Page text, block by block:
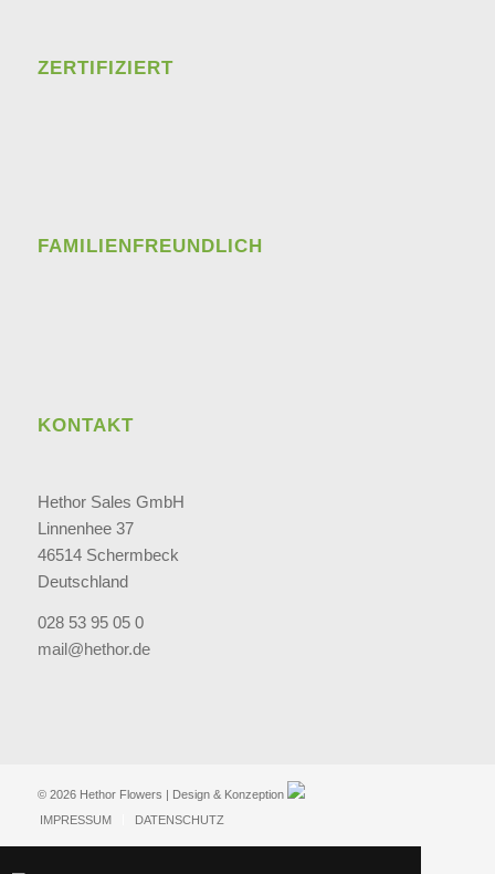
ZERTIFIZIERT
FAMILIENFREUNDLICH
KONTAKT
Hethor Sales GmbH
Linnenhee 37
46514 Schermbeck
Deutschland
028 53 95 05 0
mail@hethor.de
© 2026 Hethor Flowers | Design & Konzeption
IMPRESSUM
DATENSCHUTZ